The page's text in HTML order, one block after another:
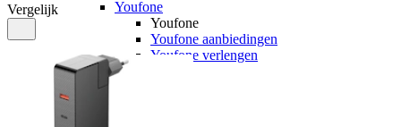
Youfone
Youfone
Youfone aanbiedingen
Youfone verlengen
Alle telefoons
Alle aanbiedingen
Vergelijk